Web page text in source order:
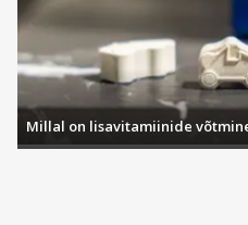
Millal on lisavitamiinide